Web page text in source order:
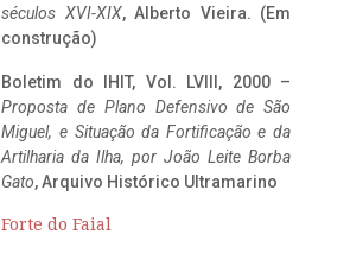
séculos XVI-XIX, Alberto Vieira. (Em
construção)
Boletim do IHIT, Vol. LVIII, 2000 –
Proposta de Plano Defensivo de São
Miguel, e Situação da Fortificação e da
Artilharia da Ilha, por João Leite Borba
Gato, Arquivo Histórico Ultramarino
Forte do Faial